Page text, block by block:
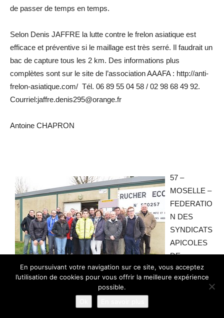
de passer de temps en temps.
Selon Denis JAFFRE la lutte contre le frelon asiatique est
efficace et préventive si le maillage est très serré. Il faudrait un
bac de capture tous les 2 km. Des informations plus
complètes sont sur le site de l’association AAAFA : http://anti-
frelon-asiatique.com/ Tél. 06 89 55 04 58 / 02 98 68 49 92.
Courriel:jaffre.denis295@orange.fr
Antoine CHAPRON
57 –
MOSELLE –
FEDERATIO
N DES
SYNDICATS
APICOLES
DE
MOSELLE
Le rucher école forme 26 stagiaires pour une initiation à
En poursuivant votre navigation sur ce site, vous acceptez
l’utilisation de cookies pour vous offrir la meilleure expérience
possible.